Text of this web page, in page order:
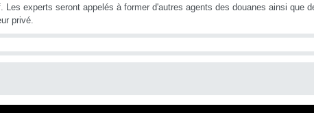
experts seront appelés à former d'autres agents des douanes ainsi que
privé.